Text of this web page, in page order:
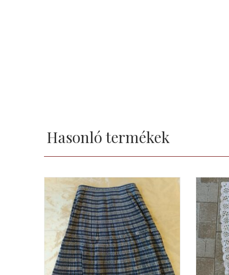
Hasonló termékek